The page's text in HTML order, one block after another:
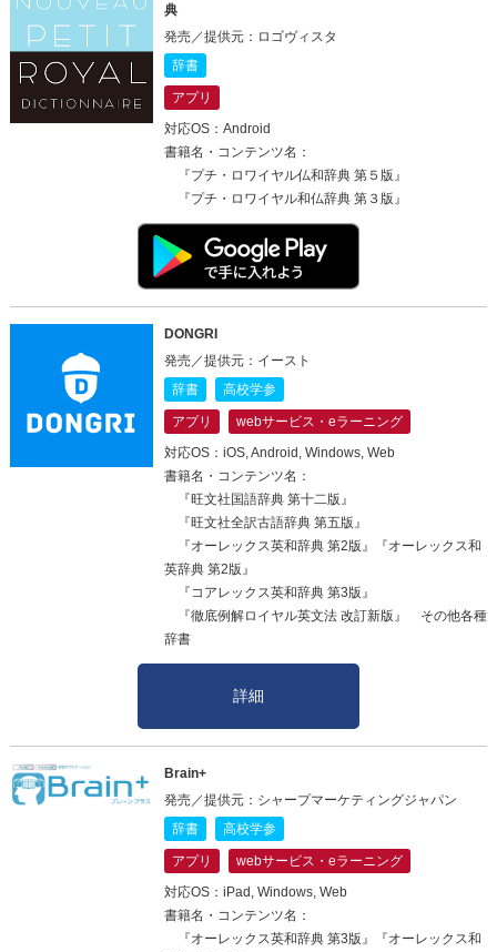
典
発売／提供元：ロゴヴィスタ
辞書
アプリ
対応OS：Android
書籍名・コンテンツ名：
『プチ・ロワイヤル仏和辞典 第５版』
『プチ・ロワイヤル和仏辞典 第３版』
DONGRI
発売／提供元：イースト
辞書
高校学参
アプリ
webサービス・eラーニング
対応OS：iOS, Android, Windows, Web
書籍名・コンテンツ名：
『旺文社国語辞典 第十二版』
『旺文社全訳古語辞典 第五版』
『オーレックス英和辞典 第2版』『オーレックス和
英辞典 第2版』
『コアレックス英和辞典 第3版』
『徹底例解ロイヤル英文法 改訂新版』 その他各種
辞書
詳細
Brain+
発売／提供元：シャープマーケティングジャパン
辞書
高校学参
アプリ
webサービス・eラーニング
対応OS：iPad, Windows, Web
書籍名・コンテンツ名：
『オーレックス英和辞典 第3版』『オーレックス和